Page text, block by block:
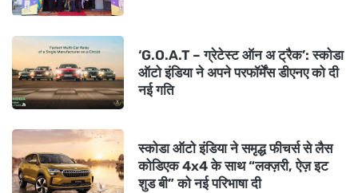
‘G.O.A.T – ग्रेटेस्ट ऑन अ ट्रैक’: स्कोडा
ऑटो इंडिया ने अपने परफॉर्मेंस डीएनए को दी
नई गति
स्कोडा ऑटो इंडिया ने समृद्ध फीचर्स से लैस
कोडिएक 4x4 के साथ “लक्ज़री, ऐज़ इट
शुड बी” को नई परिभाषा दी